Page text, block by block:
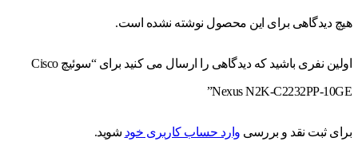
هیچ دیدگاهی برای این محصول نوشته نشده است.
اولین نفری باشید که دیدگاهی را ارسال می کنید برای “سوئیچ Cisco
Nexus N2K-C2232PP-10GE”
برای ثبت نقد و بررسی وارد حساب کاربری خود شوید.